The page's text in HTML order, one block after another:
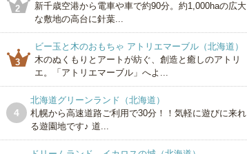
2
新千歳空港から電車や車で約90分。約1,000haの広大
な敷地の高台に針葉...
3
ビー玉と木のおもちゃ アトリエマーブル（北海道）
木のぬくもりとアートが紡ぐ、創造と癒しのアトリ
エ。「アトリエマーブル」へよ...
4
北海道グリーンランド（北海道）
札幌から高速道路ご利用で30分！！気軽に遊びに来れ
る遊園地です♪ 道...